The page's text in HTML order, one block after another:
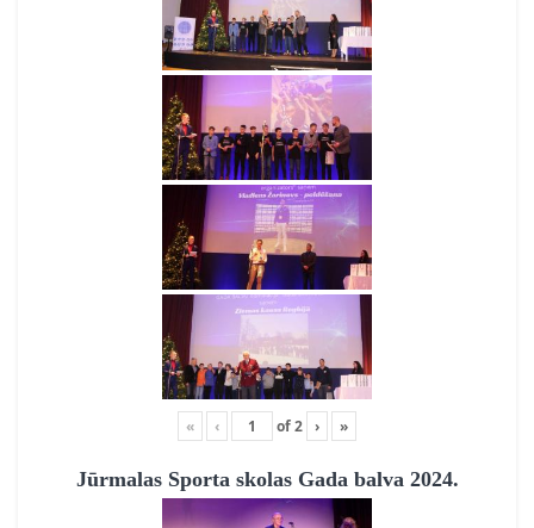
« ‹ of2 › »
Jūrmalas Sporta skolas Gada balva 2024.